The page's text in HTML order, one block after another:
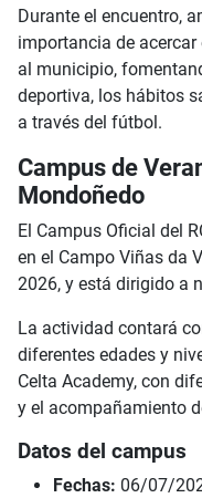
Durante el encuentro,
importancia de
al municipio,
deportiva, los hábitos
a través del fútbol.
Campus de
Mondoñedo
El Campus Oficial del
en el Campo Viñas da
2026, y está dirigido a
La actividad contará
diferentes edades y
Celta Academy, con
y el acompañamiento
Datos del campus
Fechas: 06/07/